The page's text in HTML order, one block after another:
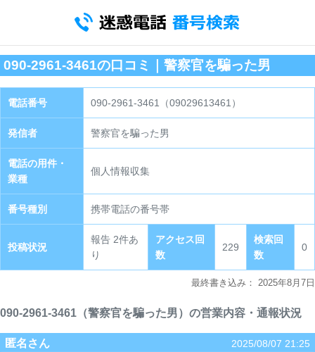
090-2961-3461の口コミ｜警察官を騙った男
電話番号 090-2961-3461（09029613461）
発信者 警察官を騙った男
電話の用件・
業種
個人情報収集
番号種別 携帯電話の番号帯
投稿状況
報告 2件あ
り
アクセス回
数
229
検索回
数
0
最終書き込み： 2025年8月7日
090-2961-3461（警察官を騙った男）の営業内容・通報状況
匿名さん 2025/08/07 21:25